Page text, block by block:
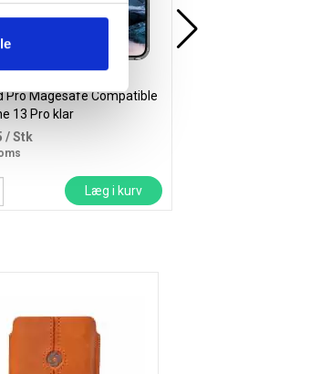
Pro Magesafe Compatible
13 Pro klar
/ Stk
Læg i kurv